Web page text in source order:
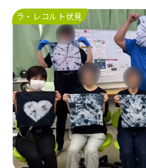
ラ・レコルト伏見